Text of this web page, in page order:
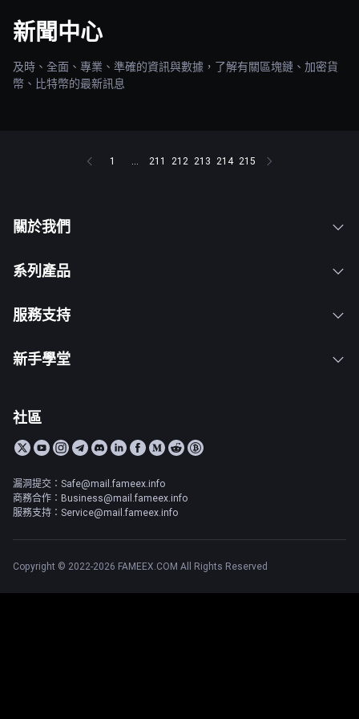
新聞中心
及時、全面、專業、準確的資訊與數據，了解有關區塊鏈、加密貨
幣、比特幣的最新訊息
1 ... 211 212 213 214 215
關於我們
系列產品
服務支持
新手學堂
社區
漏洞提交：Safe@mail.fameex.info
商務合作：Business@mail.fameex.info
服務支持：Service@mail.fameex.info
Copyright © 2022-2026 FAMEEX.COM All Rights Reserved